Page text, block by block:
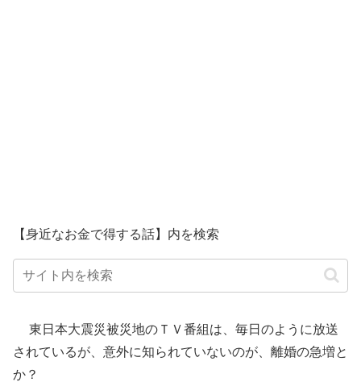
【身近なお金で得する話】内を検索
東日本大震災被災地のＴＶ番組は、毎日のように放送
されているが、意外に知られていないのが、離婚の急増と
か？